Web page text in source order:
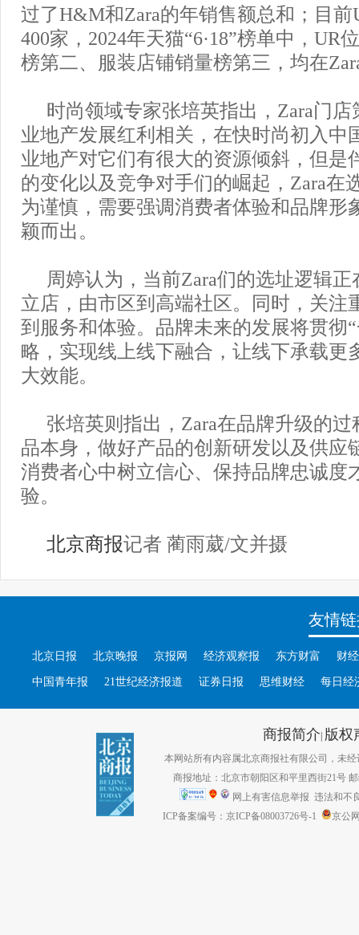
过了H&M和Zara的年销售额总和；目前
400家，2024年天猫“6·18”榜单中，UR
榜第二、服装店铺销量榜第三，均在
时尚领域专家张培英指出，Zara门
业地产发展红利相关，在快时尚初入中
业地产对它们有很大的资源倾斜，但是
的变化以及竞争对手们的崛起，Zara在
为谨慎，需要强调消费者体验和品牌形
颖而出。
周婷认为，当前Zara们的选址逻辑
立店，由市区到高端社区。同时，关注
到服务和体验。品牌未来的发展将贯彻
略，实现线上线下融合，让线下承载更
大效能。
张培英则指出，Zara在品牌升级的
品本身，做好产品的创新研发以及供应
消费者心中树立信心、保持品牌忠诚度
验。
北京商报记者 蔺雨葳/文并摄
友情
北京日报 北京晚报 京报网 经济观察报 东方财富 财
中国青年报 21世纪经济报道 证券日报 思维财经 每日经
商报简介| 版权
本网站所有内容属北京商报社有限公司，未经
商报地址：北京市朝阳区和平里西街21号
网上有害信息举报 违法和不
ICP备案编号：京ICP备08003726号-1
京公